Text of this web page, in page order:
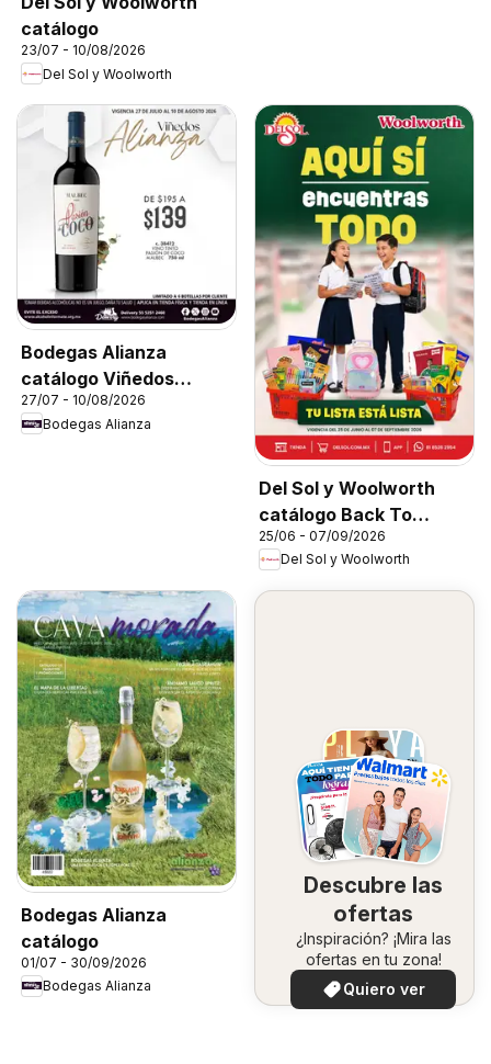
catálogo
23/07 - 10/08/2026
Del Sol y Woolworth
Bodegas Alianza
catálogo Viñedos
Alianza
27/07 - 10/08/2026
Bodegas Alianza
Del Sol y Woolworth
catálogo Back To
School
25/06 - 07/09/2026
Del Sol y Woolworth
Bodegas Alianza
catálogo
01/07 - 30/09/2026
Bodegas Alianza
Descubre las
ofertas
¿Inspiración? ¡Mira las
ofertas en tu zona!
Quiero ver